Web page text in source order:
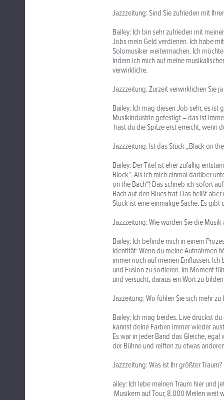
Jazzzeitung: Sind Sie zufrieden mit
Bailey: Ich bin sehr zufrieden mit
Jobs mein Geld verdienen. Ich habe
Solomusiker weitermachen. Ich
indem ich mich auf meine
verwirkliche.
Jazzzeitung: Zurzeit verwirklichen Sie
Bailey: Ich mag diesen Job sehr, es
Musikindustrie gefestigt – das ist
hast du die Spitze erst erreicht, wenn
Jazzzeitung: Ist das Stück „Black on
Bailey: Der Titel ist eher zufällig
Block“. Als ich mich einmal darüber
on the Bach“! Das schrieb ich sofort
Bach auf den Blues traf. Das heißt
Stück ist eine einmalige Sache. Es
Jazzzeitung: Wie würden Sie die Musik
Bailey: Ich befinde mich in einem
Identität: Wenn du meine Aufnahmen
immer noch auf meinen Einflüssen. Ich
und Fusion zu sortieren. Im Moment
und versucht, daraus ein Wort zu
Jazzeitung: Wo fühlen Sie sich mehr
Bailey: Ich mag beides. Live drückst
kannst deine Farben immer wieder
Es war in jeder Band das Gleiche,
der Bühne und reiften zu etwas
Jazzzeitung: Was ist Ihr größter Traum?
ailey: Ich lebe meinen Traum hier
Musikern auf Tour, 8.000 Meilen